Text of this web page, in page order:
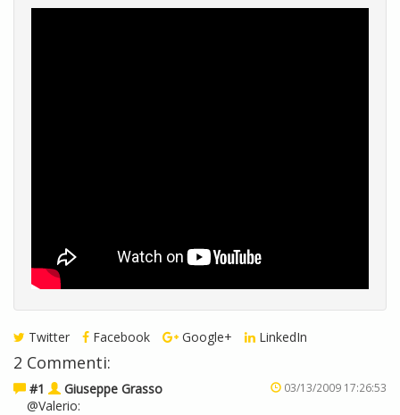
Twitter Facebook Google+ LinkedIn
2 Commenti:
#1 Giuseppe Grasso 03/13/2009 17:26:53
@Valerio: